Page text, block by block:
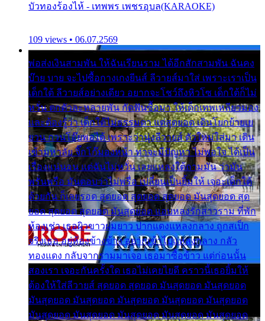
บัวทองร้องไห้ - เทพพร เพชรอุบล(KARAOKE)
109 views • 06.07.2569
พ่อส่งเงินสามพัน ให้ฉันเรียนราม ได้อีกสักสามพัน ฉันคง
บ๊าย บาย จะไปซื้อกางเกงยีนส์ ลีวายส์มาใส่ เพราะเราเป็น
เด็กใต้ ลีวายส์อย่างเดียว อยากจะโชว์ถึงหิวโซ เด็กใต้ก็ไม่
หวั่น ตกตัวละหลายพัน กัดฟันซื้อมา ให้เด็กเทพเหลียวมอง
และต้องรู้ว่า เด็กใต้ไม่ธรรมดา แต่สุดยอด เดินโยกย้ายเย
ยวน กวนโอ๊ยพอได้ เพราะว่านุ่งลีวายส์ ตัวใหม่ใส่มา เดิน
เข้ามหาลัย จิ๊กโก๊มองหน้า ท่าจะมีปัญหา ไม่พอใจ ได้เป็น
เรื่องแน่นอน แต่ฉันไม่หวั่น เลยแหลงใต้ถามมัน ว่ามัน
พรั่นพรือ มันตอบว่าไม่พรื่อ เปลี่ยนเป็นยิ้มให้ เจอะเด็กใต้
ด้วยกัน ก็เลยรอด สุดยอด สุดยอด สุดยอด มันสุดยอด สุด
ยอด สุดยอด สุดยอด มันสุดยอด แอบหลงรักสาวราม ที่พัก
ห้องเช่า เธอผิวขาวผมยาว ปากแดงแหลงกลาง ถูกสเป็ก
จริงเธอ อยู่ห้องข้างข้าง อยากเข้าไปแหลงกลาง กลัว
ทองแดง กลับจากรามมาเจอ เธอมาซื้อข้าว แต่ก่อนนั้น
สองเรา เจอะกันครั้งใด เธอไม่เคยไยดี คราวนี้เธอยิ้มให้
ต้องให้ใส่ลีวายส์ สุดยอด สุดยอด มันสุดยอด มันสุดยอด
มันสุดยอด มันสุดยอด มันสุดยอด มันสุดยอด มันสุดยอด
มันสุดยอด มันสุดยอด มันสุดยอด มันสุดยอด มันสุดยอด